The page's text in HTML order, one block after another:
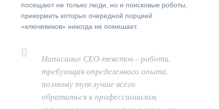
посещают не только люди, но и поисковые роботы,
прикормить которых очередной порцией
«ключевиков» никогда не помешает.
Написание СЕО-текстов – работа,
требующая определенного опыта,
поэтому тут лучше всего
обратиться к профессионалам,